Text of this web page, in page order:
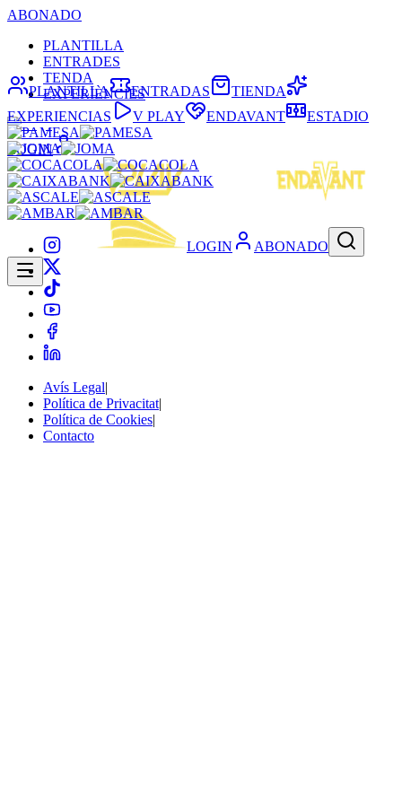
ABONADO
PLANTILLA
ENTRADES
TENDA
EXPERIÈNCIES
LOGIN
LOGIN ABONADO
PLANTILLA ENTRADAS
TIENDA
EXPERIENCIAS
V PLAY ENDAVANT ESTADIO
Avís Legal|
Política de Privacitat|
Política de Cookies|
Contacto